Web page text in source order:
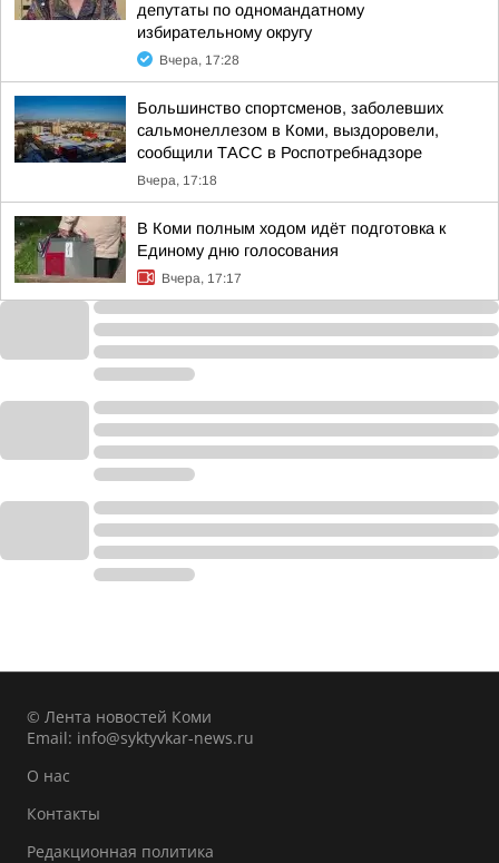
депутаты по одномандатному
избирательному округу
Вчера, 17:28
Большинство спортсменов, заболевших
сальмонеллезом в Коми, выздоровели,
сообщили ТАСС в Роспотребнадзоре
Вчера, 17:18
В Коми полным ходом идёт подготовка к
Единому дню голосования
Вчера, 17:17
© Лента новостей Коми
Email: info@syktyvkar-news.ru
О нас
Контакты
Редакционная политика